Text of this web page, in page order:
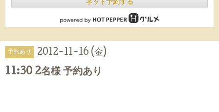
予約あり 2012-11-16 (金)
11:30 2名様 予約あり